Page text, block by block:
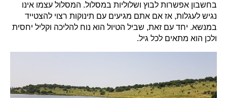
בחשבון אפשרות לבוץ ושלוליות במסלול. המסלול עצמו אינו
נגיש לעגלות, אז אם אתם מגיעים עם תינוקות רצוי להצטייד
במנשא. יחד עם זאת, שביל הטיול הוא נוח להליכה וקליל יחסית
ולכן הוא מתאים לכל גיל.